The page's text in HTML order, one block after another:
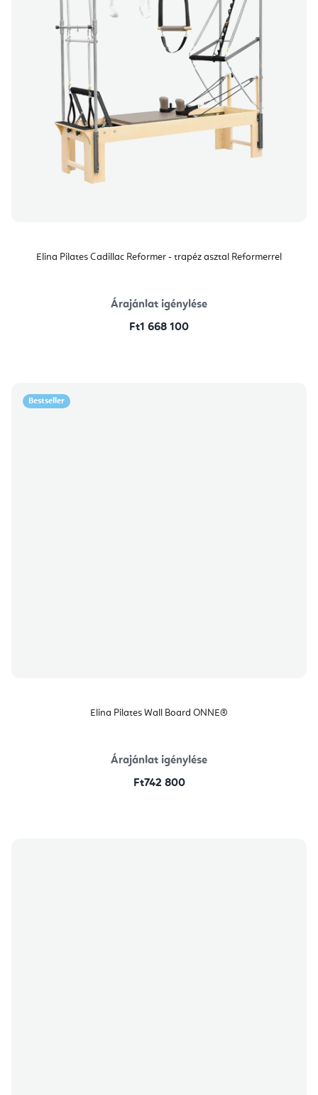
Elina Pilates Cadillac Reformer - trapéz asztal Reformerrel
Árajánlat igénylése
Ft1 668 100
Bestseller
Elina Pilates Wall Board ONNE®
Árajánlat igénylése
Ft742 800